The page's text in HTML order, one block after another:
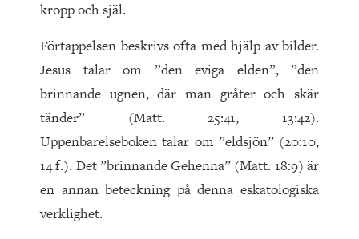
kropp och själ.
Förtappelsen beskrivs ofta med hjälp av bilder.
Jesus talar om ”den eviga elden”, ”den
brinnande ugnen, där man gråter och skär
tänder” (Matt. 25:41, 13:42).
Uppenbarelseboken talar om ”eldsjön” (20:10,
14 f.). Det ”brinnande Gehenna” (Matt. 18:9) är
en annan beteckning på denna eskatologiska
verklighet.